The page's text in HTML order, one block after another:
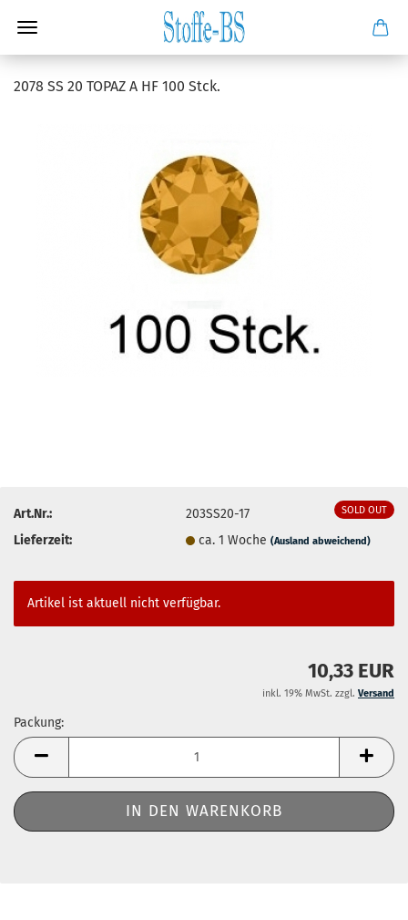
2078 SS 20 TOPAZ A HF 100 Stck.
SOLD OUT
Art.Nr.:
203SS20-17
Lieferzeit:
ca. 1 Woche(Ausland abweichend)
Artikel ist aktuell nicht verfügbar.
10,33 EUR
inkl. 19% MwSt. zzgl. Versand
Packung:
Packung